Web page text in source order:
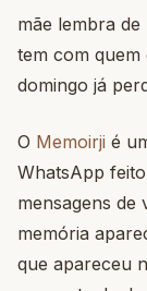
mãe lembra
tem com quem
domingo já
O Memoirji é
WhatsApp
mensagens de
memória
que apareceu